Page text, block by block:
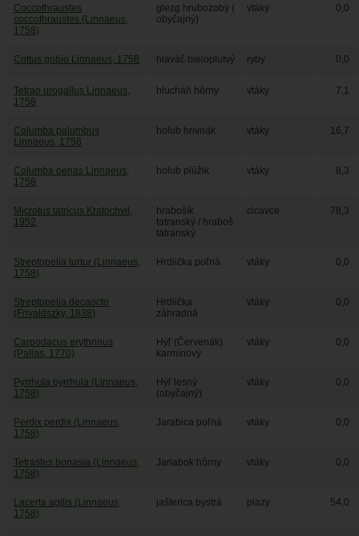
Coccothraustes
coccothraustes (Linnaeus,
1758)
glezg hrubozobý (
obyčajný)
vtáky 0,0
Cottus gobio Linnaeus, 1758 hlaváč bieloplutvý ryby 0,0
Tetrao urogallus Linnaeus,
1758
hlucháň hôrny vtáky 7,1
Columba palumbus
Linnaeus, 1758
holub hrivnák vtáky 16,7
Columba oenas Linnaeus,
1758
holub plúžik vtáky 8,3
Microtus tatricus Kratochvil,
1952
hrabošík
tatranský / hraboš
tatranský
cicavce 78,3
Streptopelia turtur (Linnaeus,
1758)
Hrdlička poľná vtáky 0,0
Streptopelia decaocto
(Frivaldszky, 1838)
Hrdlička
záhradná
vtáky 0,0
Carpodacus erythrinus
(Pallas, 1770)
Hýľ (Červenák)
karmínový
vtáky 0,0
Pyrrhula pyrrhula (Linnaeus,
1758)
Hýľ lesný
(obyčajný)
vtáky 0,0
Perdix perdix (Linnaeus,
1758)
Jarabica poľná vtáky 0,0
Tetrastes bonasia (Linnaeus,
1758)
Jariabok hôrny vtáky 0,0
Lacerta agilis (Linnaeus,
1758)
jašterica bystrá plazy 54,0